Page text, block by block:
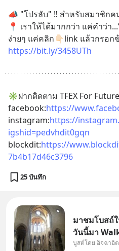
📣 "โปรลับ" ‼️ สำหรับสมาชิกค
📍 เราให้ได้มากกว่า แค่คำว่า
ง่ายๆ แค่คลิก👇🏻link แล้วกรอ
https://bit.ly/3458UTh
✳️ฝากติดตาม TFEX For
facebook:https://
instagram:https://
igshid=pedvhdit0gqn
blockdit:https://
7b4b17d46c3796
25 บันทึก
มาชมโบสถ์ใ
วันนี้มา
กิจกรรมสุดแ
บูสต์โดย อิจฉาอิ